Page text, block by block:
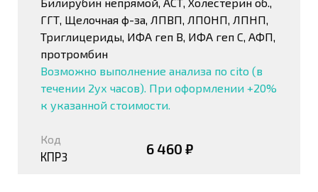
ГГТ, Щелочная ф-за, ЛПВП, ЛПОНП, ЛПНП,
Триглицериды, ИФА геп В, ИФА геп С, АФП,
протромбин
Возможно выполнение анализа по cito (в
течении 2ух часов). При оформлении +20%
к указанной стоимости.
Код
КПР3 6 460 ₽